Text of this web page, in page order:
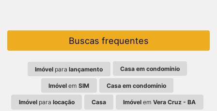
Buscas frequentes
Imóvel paralançamento Casa em condomínio
Imóvel emSIM Casa em condomínio
Imóvelpara locação Casa Imóvel emVera Cruz - BA